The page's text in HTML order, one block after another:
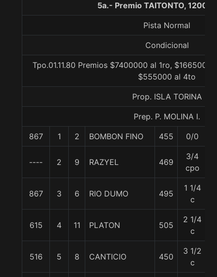
5a.- Premio TAITONTO, 1200
Pista Normal
Condicional
Tpo.01.11.80 Premios $7400000 al 1ro,
$555000 al 4to
Prop. ISLA TORINA
Prep. P. MOLINA I.
867 1 2 BOMBON FINO 455 0/0
---- 2 9 RAZYEL 469
3/4
cpo
867 3 6 RIO DUMO 495
1 1/4
c
615 4 11 PLATON 505
2 1/4
c
516 5 8 CANTICIO 450
3 1/2
c